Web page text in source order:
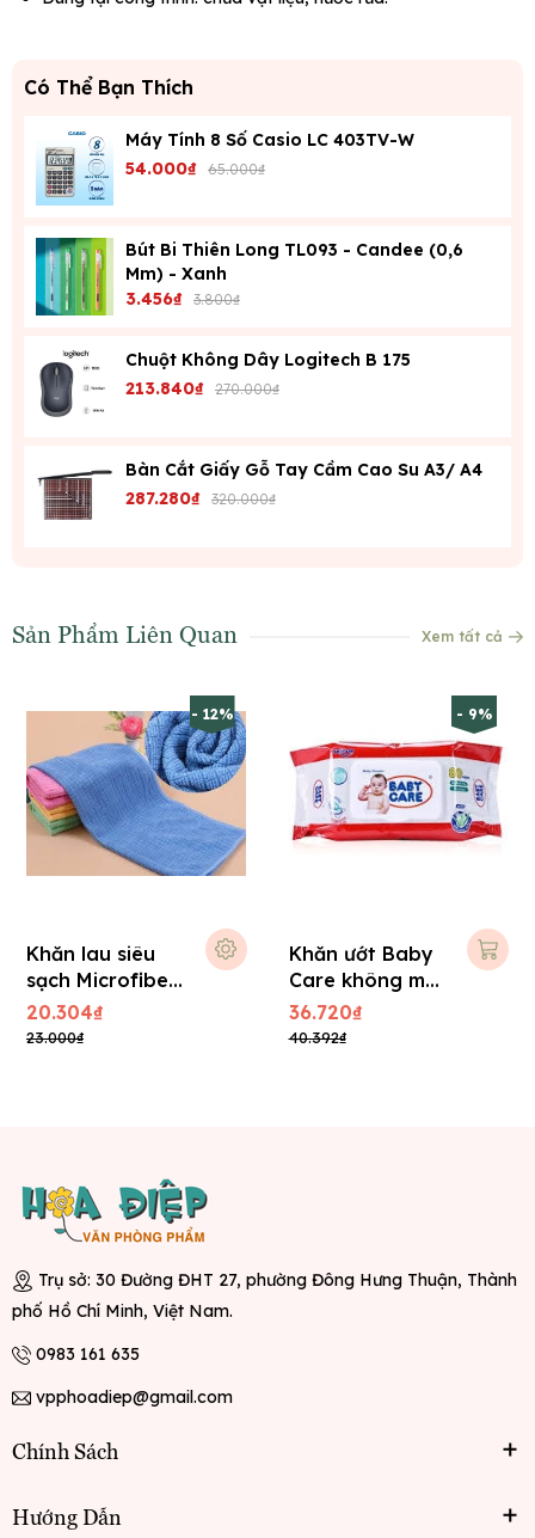
Có Thể Bạn Thích
Máy Tính 8 Số Casio LC 403TV-W
54.000₫ 65.000₫
Bút Bi Thiên Long TL093 - Candee (0,6
Mm) - Xanh
3.456₫ 3.800₫
Chuột Không Dây Logitech B 175
213.840₫ 270.000₫
Bàn Cắt Giấy Gỗ Tay Cầm Cao Su A3/ A4
287.280₫ 320.000₫
Sản Phẩm Liên Quan Xem tất cả
- 12%
Khăn lau siêu
sạch Microfiber
Caro
20.304₫
23.000₫
- 9%
Khăn ướt Baby
Care không mùi
80 tờ
36.720₫
40.392₫
Trụ sở: 30 Đường ĐHT 27, phường Đông Hưng Thuận, Thành
phố Hồ Chí Minh, Việt Nam.
0983 161 635
vpphoadiep@gmail.com
Chính Sách
Hướng Dẫn